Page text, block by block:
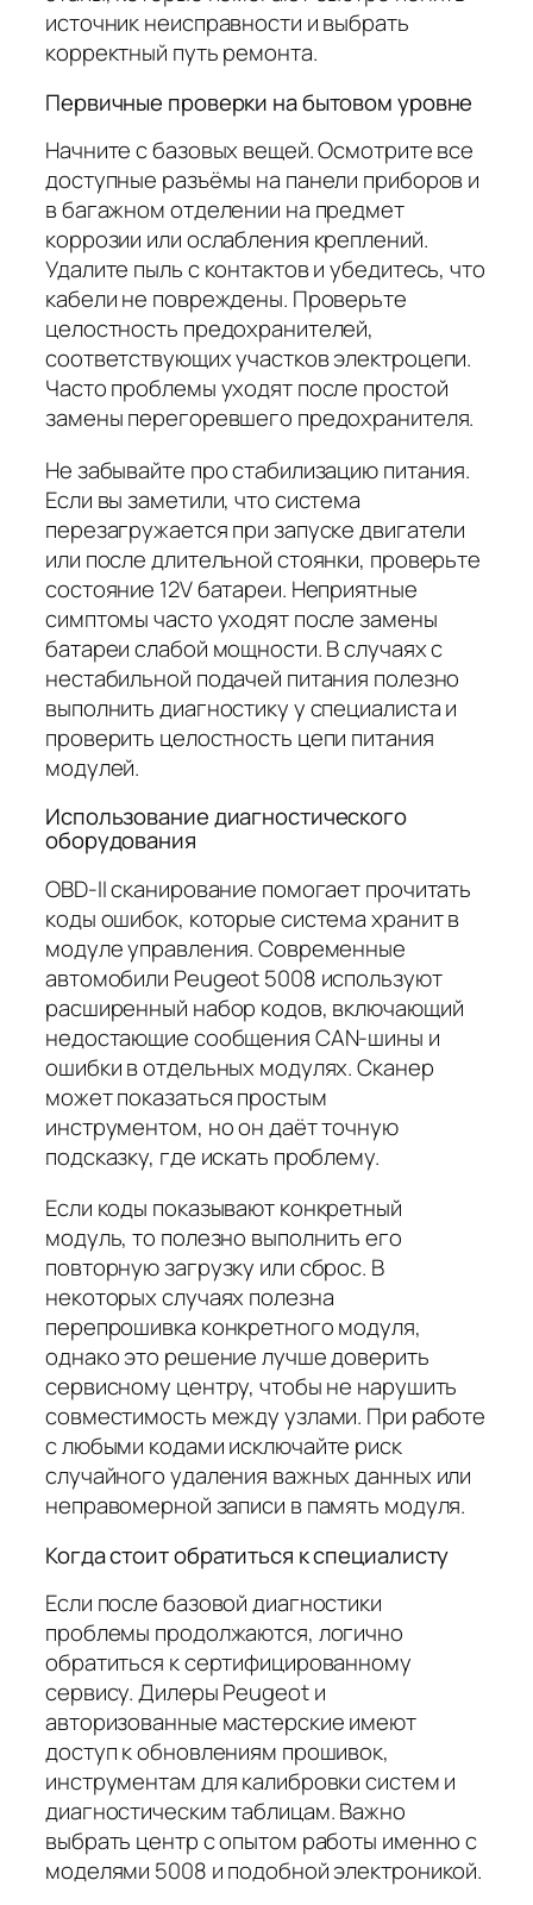
источник неисправности и выбрать
корректный путь ремонта.
Первичные проверки на бытовом уровне
Начните с базовых вещей. Осмотрите все
доступные разъёмы на панели приборов и
в багажном отделении на предмет
коррозии или ослабления креплений.
Удалите пыль с контактов и убедитесь, что
кабели не повреждены. Проверьте
целостность предохранителей,
соответствующих участков электроцепи.
Часто проблемы уходят после простой
замены перегоревшего предохранителя.
Не забывайте про стабилизацию питания.
Если вы заметили, что система
перезагружается при запуске двигатели
или после длительной стоянки, проверьте
состояние 12V батареи. Неприятные
симптомы часто уходят после замены
батареи слабой мощности. В случаях с
нестабильной подачей питания полезно
выполнить диагностику у специалиста и
проверить целостность цепи питания
модулей.
Использование диагностического
оборудования
OBD‑II сканирование помогает прочитать
коды ошибок, которые система хранит в
модуле управления. Современные
автомобили Peugeot 5008 используют
расширенный набор кодов, включающий
недостающие сообщения CAN-шины и
ошибки в отдельных модулях. Сканер
может показаться простым
инструментом, но он даёт точную
подсказку, где искать проблему.
Если коды показывают конкретный
модуль, то полезно выполнить его
повторную загрузку или сброс. В
некоторых случаях полезна
перепрошивка конкретного модуля,
однако это решение лучше доверить
сервисному центру, чтобы не нарушить
совместимость между узлами. При работе
с любыми кодами исключайте риск
случайного удаления важных данных или
неправомерной записи в память модуля.
Когда стоит обратиться к специалисту
Если после базовой диагностики
проблемы продолжаются, логично
обратиться к сертифицированному
сервису. Дилеры Peugeot и
авторизованные мастерские имеют
доступ к обновлениям прошивок,
инструментам для калибровки систем и
диагностическим таблицам. Важно
выбрать центр с опытом работы именно с
моделями 5008 и подобной электроникой.